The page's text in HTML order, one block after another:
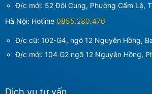
Đ/c mới: 52 Đội Cung, Phường Cẩm Lệ,
Hà Nội: Hotline 0855.280.476
Đ/c cũ: 102-G4, ngõ 12 Nguyên Hồng,
Đ/c mới: 104 G2 ngõ 12 Nguyên Hồng,
Dịch vụ tư vấn